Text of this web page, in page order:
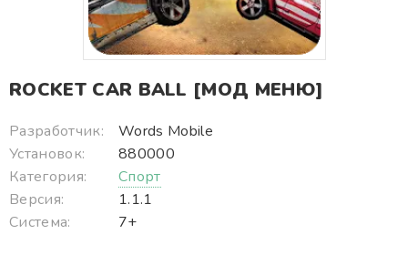
ROCKET CAR BALL [МОД МЕНЮ]
Разработчик:
Words Mobile
Установок:
880000
Категория:
Спорт
Версия:
1.1.1
Система:
7+